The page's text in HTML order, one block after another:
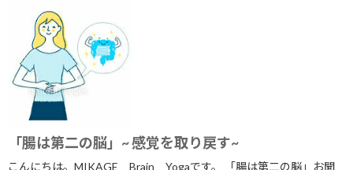
2023年3月
2023年1月
2022年10月
2022年9月
2022年8月
「腸は第二の脳」~ 感覚を取り戻す~
こんにちは。MIKAGE Brain Yogaです。 「腸は第二の脳」お聞